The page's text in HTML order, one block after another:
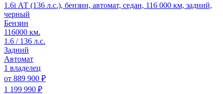
1.6i АТ (136 л.с.), бензин, автомат, седан, 116 000 км, задний,
черный
Бензин
116000 км.
1.6 / 136 л.с.
Задний
Автомат
1 владелец
от 889 900 ₽
1 199 990 ₽